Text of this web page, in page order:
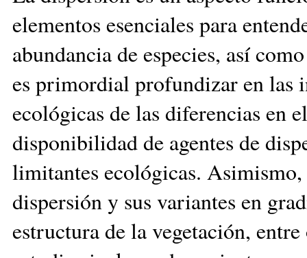
elementos esenciales para
abundancia de especies, así
es primordial profundizar en las
ecológicas de las diferencias en
disponibilidad de agentes de
limitantes ecológicas.
dispersión y sus variantes en
estructura de la vegetación,